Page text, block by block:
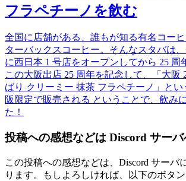
フラペチーノを飲む
全国に店舗がある、誰もが知る有名コー
ターバックスコーヒー。そんなスタバは
に西日本 1 号店をオープンしてから 25 周
この大阪出店 25 周年を記念して、「大阪
ばり クリーミー 抹茶 フラペチーノ」と
阪限定で販売される ということで、飲み
た！
投稿への感想などは Discord サーバ
この投稿への感想などは、Discord サーバ
ります。もしよろしければ、以下のボタ